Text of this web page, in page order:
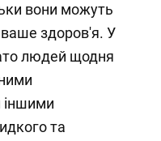
вони можуть
здоров'я. У
людей щодня
іншими
та